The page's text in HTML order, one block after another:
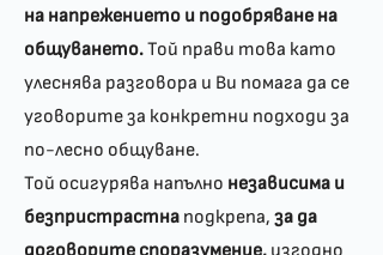
на напрежението и подобряване на
общуването.Той прави това като
улеснява разговора и Ви помага да се
уговорите за конкретни подходи за
по-лесно общуване.
Той осигурява напълно независима и
безпристрастна подкрепа, за да